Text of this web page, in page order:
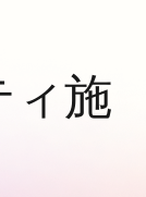
ィ施